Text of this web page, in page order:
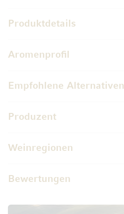
Produktdetails
Aromenprofil
Empfohlene Alternativen
Produzent
Weinregionen
Bewertungen